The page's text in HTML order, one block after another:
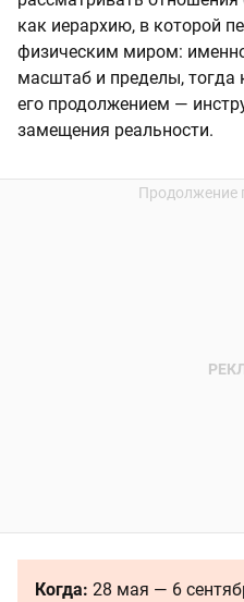
как иерархию, в которой
физическим миром:
масштаб и пределы, тогда
его продолжением —
замещения реальности.
Когда: 28 мая — 6